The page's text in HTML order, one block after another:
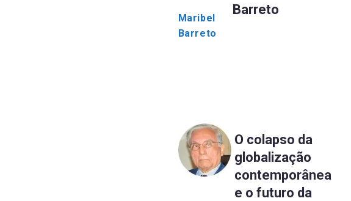
Maribel
Barreto
Barreto
O colapso da
globalização
contemporânea
e o futuro da